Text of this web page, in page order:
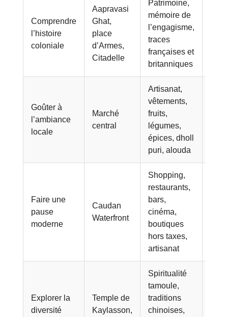
Comprendre
l’histoire
coloniale
Aapravasi
Ghat,
place
d’Armes,
Citadelle
Patrimoine,
mémoire de
l’engagisme,
traces
françaises et
britanniques
Goûter à
l’ambiance
locale
Marché
central
Artisanat,
vêtements,
fruits,
légumes,
épices, dholl
puri, alouda
Faire une
pause
moderne
Caudan
Waterfront
Shopping,
restaurants,
bars,
cinéma,
boutiques
hors taxes,
artisanat
Explorer la
diversité
Temple de
Kaylasson,
Spiritualité
tamoule,
traditions
chinoises,